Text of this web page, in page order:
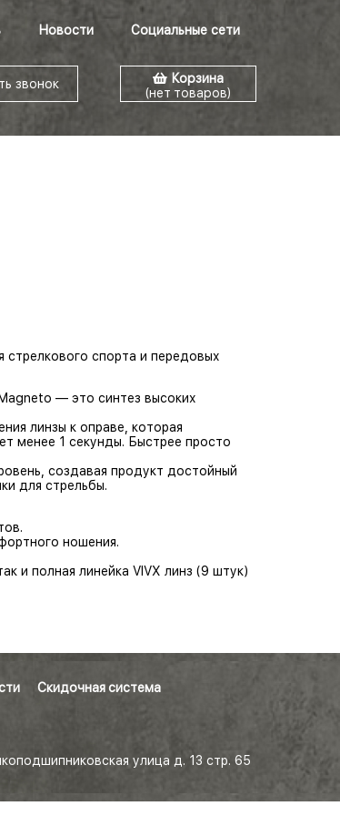
Новости Социальные сети
звонок
Корзина
(нет товаров)
спорта и передовых
— это синтез высоких
линзы к оправе, которая
менее 1 секунды. Быстрее просто
создавая продукт достойный
для стрельбы.
ношения.
и полная линейка VIVX линз (9 штук)
Скидочная система
улица д. 13 стр. 65